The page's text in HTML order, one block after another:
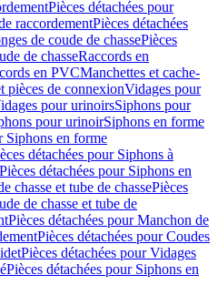
Pièces détachées pour
raccordementPièces détachées
de coude de chassePièces
de chasseRaccords en
en PVCManchettes et cache-
pièces de connexionVidages pour
pour urinoirsSiphons pour
pour urinoirSiphons en forme
Siphons en forme
détachées pour Siphons à
Pièces détachées pour Siphons en
chasse et tube de chassePièces
de chasse et tube de
Pièces détachées pour Manchon de
Pièces détachées pour Coudes
Pièces détachées pour Vidages
Pièces détachées pour Siphons en